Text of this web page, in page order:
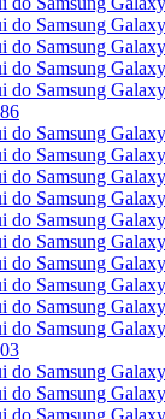
do Samsung
do Samsung
do Samsung
do Samsung
do Samsung
do Samsung
do Samsung
do Samsung
do Samsung
do Samsung
do Samsung
do Samsung
do Samsung
do Samsung
do Samsung
do Samsung
do Samsung